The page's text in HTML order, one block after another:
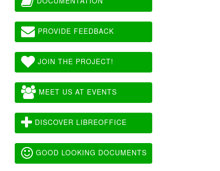
PROVIDE FEEDBACK
JOIN THE PROJECT!
MEET US AT EVENTS
DISCOVER LIBREOFFICE
GOOD LOOKING DOCUMENTS